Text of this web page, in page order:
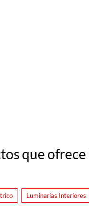
que ofrece
Luminarias Interiores